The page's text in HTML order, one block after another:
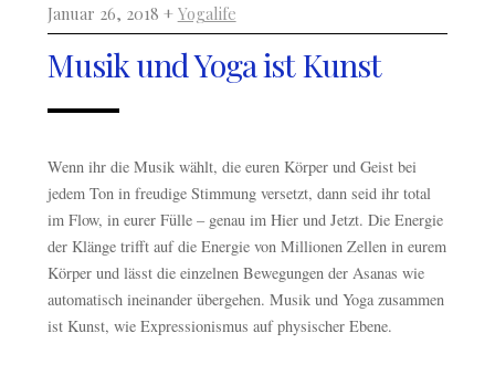
Januar 26, 2018 + Yogalife
Musik und Yoga ist Kunst
Wenn ihr die Musik wählt, die euren Körper und Geist bei
jedem Ton in freudige Stimmung versetzt, dann seid ihr total
im Flow, in eurer Fülle – genau im Hier und Jetzt. Die Energie
der Klänge trifft auf die Energie von Millionen Zellen in eurem
Körper und lässt die einzelnen Bewegungen der Asanas wie
automatisch ineinander übergehen. Musik und Yoga zusammen
ist Kunst, wie Expressionismus auf physischer Ebene.